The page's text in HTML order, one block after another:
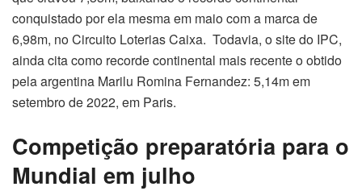
conquistado por ela mesma em maio com a marca de
6,98m, no Circuito Loterias Caixa. Todavia, o site do IPC,
ainda cita como recorde continental mais recente o obtido
pela argentina Marilu Romina Fernandez: 5,14m em
setembro de 2022, em Paris.
Competição preparatória para o
Mundial em julho